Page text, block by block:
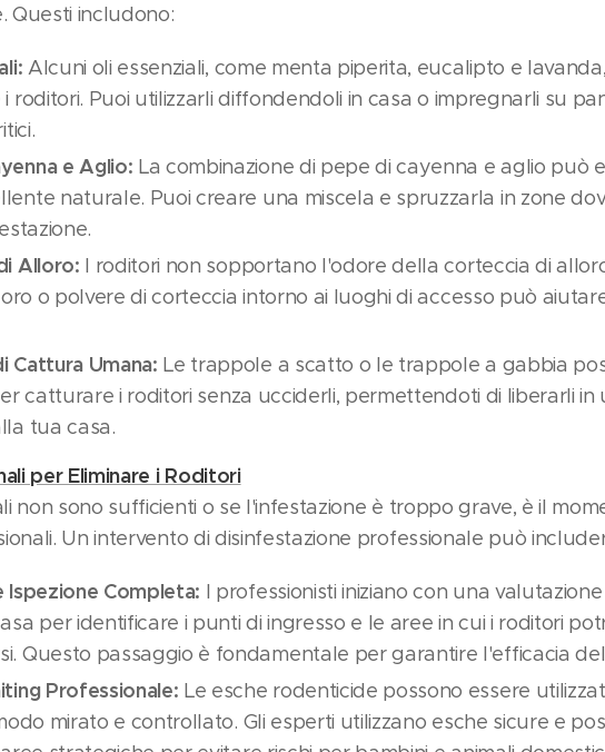
Questi includono:
Alcuni oli essenziali, come menta piperita, eucalipto e
roditori. Puoi utilizzarli diffondendoli in casa o impregnarli su
e Aglio: La combinazione di pepe di cayenna e aglio può
naturale. Puoi creare una miscela e spruzzarla in zone
Alloro: I roditori non sopportano l'odore della corteccia di
o polvere di corteccia intorno ai luoghi di accesso può
Cattura Umana: Le trappole a scatto o le trappole a gabbia
catturare i roditori senza ucciderli, permettendoti di liberarli in
tua casa.
per Eliminare i Roditori
non sono sufficienti o se l'infestazione è troppo grave, è il
Un intervento di disinfestazione professionale può
Ispezione Completa: I professionisti iniziano con una
per identificare i punti di ingresso e le aree in cui i roditori
Questo passaggio è fondamentale per garantire l'efficacia
Professionale: Le esche rodenticide possono essere
mirato e controllato. Gli esperti utilizzano esche sicure e